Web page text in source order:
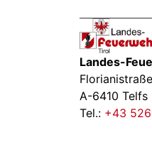
Landes-
A-6410 Telfs
Tel.: +43